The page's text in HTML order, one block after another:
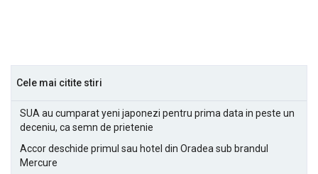
Cele mai citite stiri
SUA au cumparat yeni japonezi pentru prima data in peste un
deceniu, ca semn de prietenie
Accor deschide primul sau hotel din Oradea sub brandul
Mercure